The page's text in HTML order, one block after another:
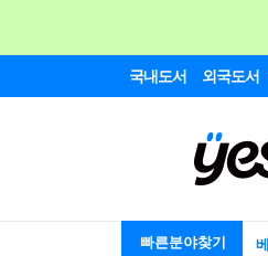
국내도서 외국도서
빠른분야찾기